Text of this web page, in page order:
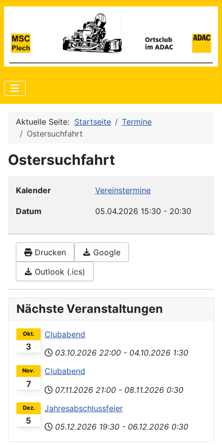
Aktuelle Seite: Startseite
Termine
Ostersuchfahrt
Ostersuchfahrt
Kalender Vereinstermine
Datum 05.04.2026 15:30 - 20:30
Drucken
Google
Outlook (.ics)
Nächste Veranstaltungen
3
Okt.
Clubabend
03.10.2026 22:00 - 04.10.2026 1:30
7
Nov.
Clubabend
07.11.2026 21:00 - 08.11.2026 0:30
5
Dez.
Jahresabschlussfeier
05.12.2026 19:30 - 06.12.2026 0:30